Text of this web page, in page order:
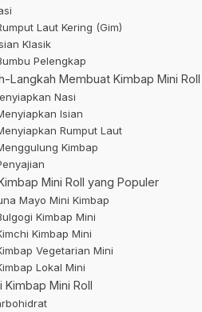
Laut Kering (Gim)
Klasik
Pelengkap
Langkah Membuat Kimbap Mini Roll
Nasi
Isian
Rumput Laut
Kimbap
Mini Roll yang Populer
Mayo Mini Kimbap
Kimbap Mini
Kimbap Mini
Vegetarian Mini
Lokal Mini
Kimbap Mini Roll